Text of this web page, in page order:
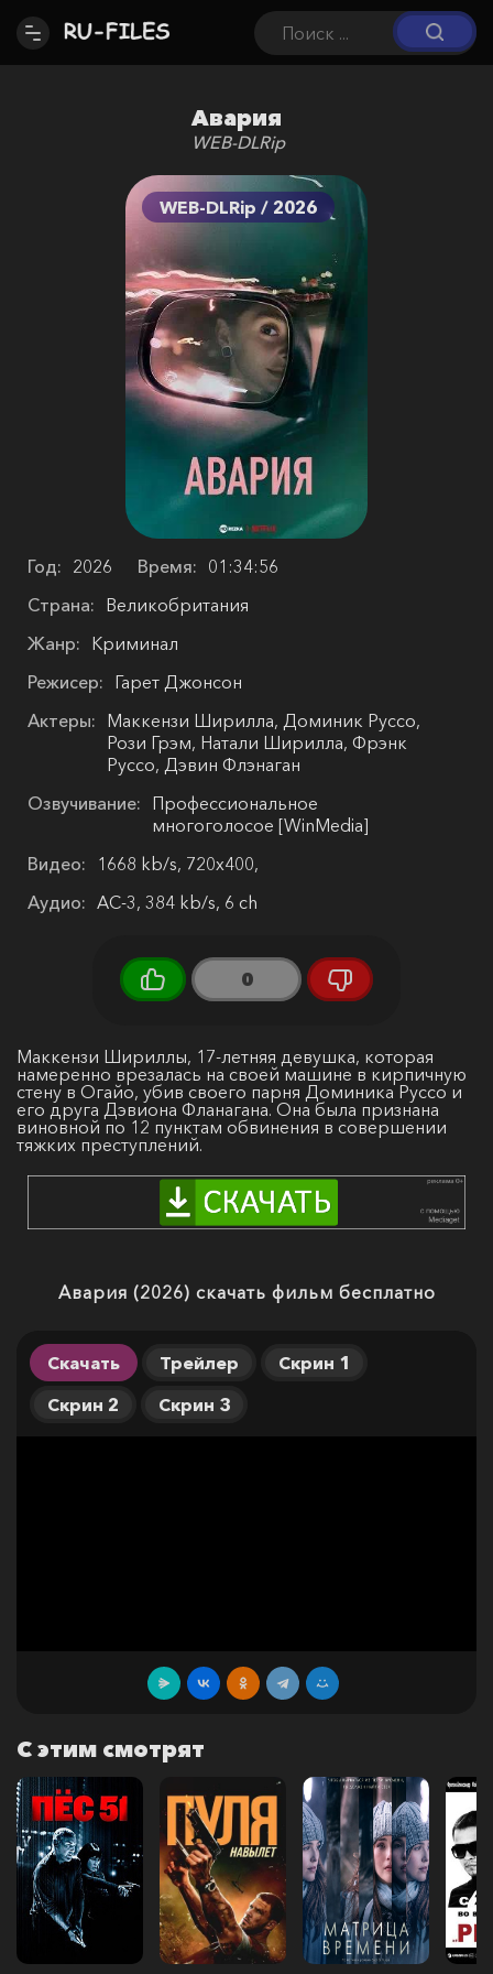
Авария
WEB-DLRip
WEB-DLRip / 2026
Год: 2026 Время: 01:34:56
Страна: Великобритания
Жанр: Криминал
Режисер: Гарет Джонсон
Актеры: Маккензи Ширилла, Доминик Руссо,
Рози Грэм, Натали Ширилла, Фрэнк
Руссо, Дэвин Флэнаган
Озвучивание: Профессиональное
многоголосое [WinMedia]
Видео:
1668 kb/s, 720x400,
Аудио: AC-3, 384 kb/s, 6 ch
0
Маккензи Шириллы, 17-летняя девушка, которая
намеренно врезалась на своей машине в кирпичную
стену в Огайо, убив своего парня Доминика Руссо и
его друга Дэвиона Фланагана. Она была признана
виновной по 12 пунктам обвинения в совершении
тяжких преступлений.
Авария (2026) скачать фильм бесплатно
Скачать Трейлер
Скрин 1
Скрин 2
Скрин 3
С этим смотрят